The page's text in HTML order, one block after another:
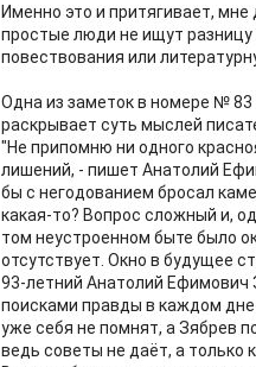
Именно это и притягивает,
простые люди не ищут разницу
повествования или
Одна из заметок в номере № 83
раскрывает суть мыслей
"Не припомню ни одного
лишений, - пишет Анатолий
бы с негодованием бросал
какая-то? Вопрос сложный и,
том неустроенном быте было
отсутствует. Окно в будущее
93-летний Анатолий
поисками правды в каждом дне
уже себя не помнят, а Зябрев
ведь советы не даёт, а только